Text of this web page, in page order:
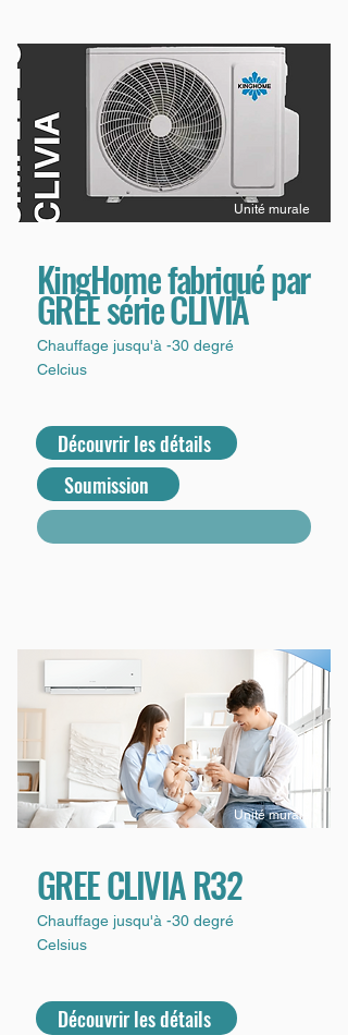
KingHome fabriqué par
GREE série CLIVIA
Chauffage jusqu'à -30 degré
Celcius
Découvrir les détails
Soumission
Unité murale
GREE CLIVIA R32
Chauffage jusqu'à -30 degré
Celsius
Découvrir les détails
Unité murale